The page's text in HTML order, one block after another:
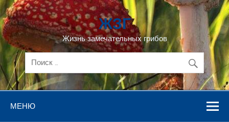
Перейти
к
содержимому
ЖЗГ
Жизнь замечательных грибов
МЕНЮ